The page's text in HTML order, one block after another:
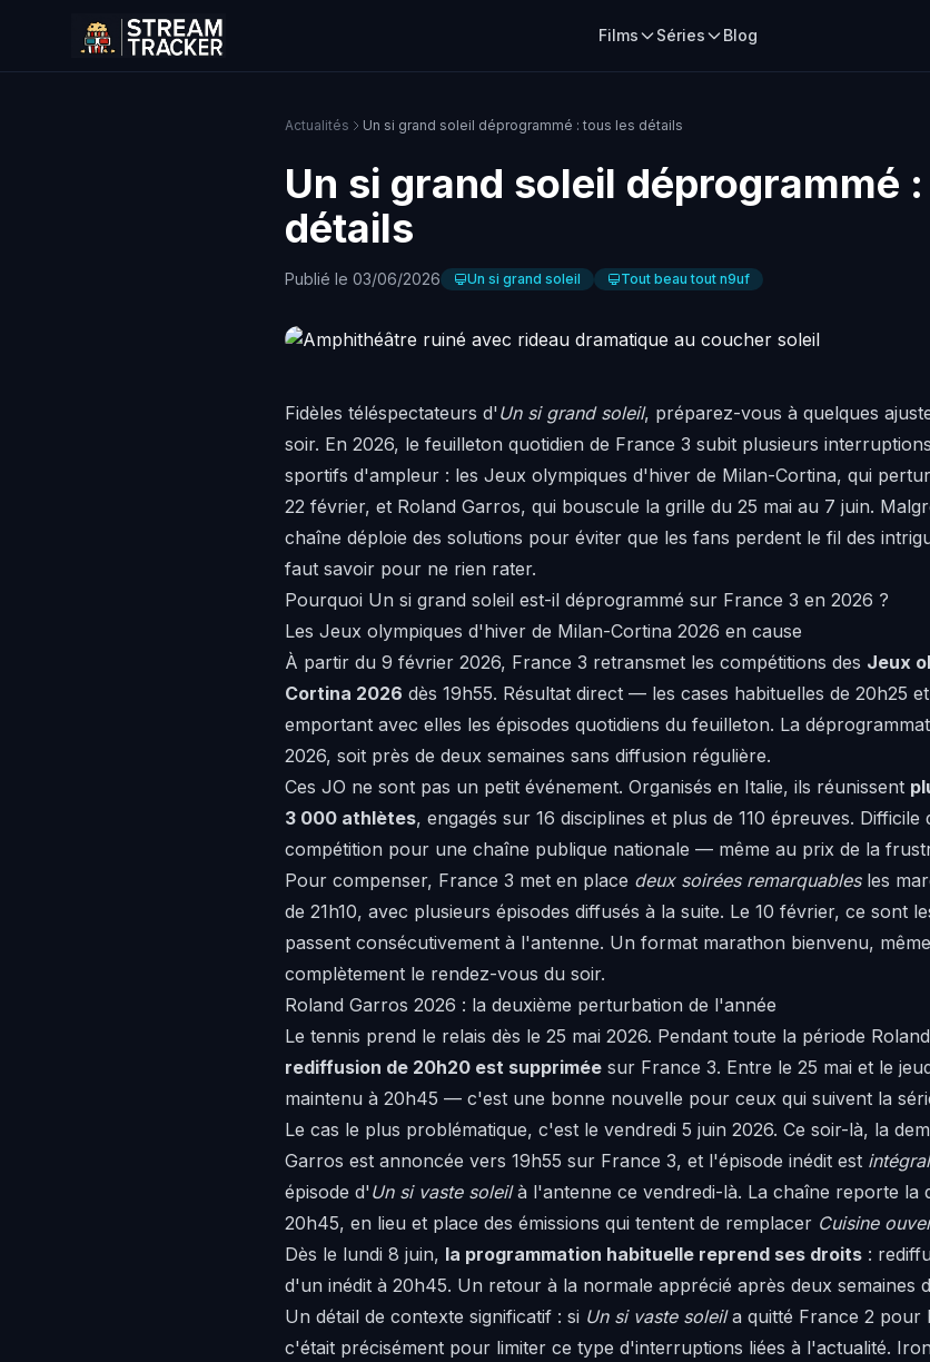
Films Séries Blog
Actualités Un si grand soleil déprogrammé : tous les détails
Un si grand soleil déprogrammé
détails
Publié le 03/06/2026 Un si grand soleil Tout beau tout n9uf
Fidèles téléspectateurs d'Un si grand soleil, préparez-vous à quelques
soir. En 2026, le feuilleton quotidien de France 3 subit plusieurs
sportifs d'ampleur : les Jeux olympiques d'hiver de Milan-Cortina, qui
22 février, et Roland Garros, qui bouscule la grille du 25 mai au 7 juin.
chaîne déploie des solutions pour éviter que les fans perdent le fil des
faut savoir pour ne rien rater.
Pourquoi Un si grand soleil est-il déprogrammé sur France 3 en 2026 ?
Les Jeux olympiques d'hiver de Milan-Cortina 2026 en cause
À partir du 9 février 2026, France 3 retransmet les compétitions des Jeux
Cortina 2026 dès 19h55. Résultat direct — les cases habituelles de 20h25
emportant avec elles les épisodes quotidiens du feuilleton. La
2026, soit près de deux semaines sans diffusion régulière.
Ces JO ne sont pas un petit événement. Organisés en Italie, ils réunissent
3 000 athlètes, engagés sur 16 disciplines et plus de 110 épreuves.
compétition pour une chaîne publique nationale — même au prix de la
Pour compenser, France 3 met en place deux soirées remarquablesles
de 21h10, avec plusieurs épisodes diffusés à la suite. Le 10 février, ce sont
passent consécutivement à l'antenne. Un format marathon bienvenu,
complètement le rendez-vous du soir.
Roland Garros 2026 : la deuxième perturbation de l'année
Le tennis prend le relais dès le 25 mai 2026. Pendant toute la période
rediffusion de 20h20 est supprimée sur France 3. Entre le 25 mai et le
maintenu à 20h45 — c'est une bonne nouvelle pour ceux qui suivent la
Le cas le plus problématique, c'est le vendredi 5 juin 2026. Ce soir-là, la
Garros est annoncée vers 19h55 sur France 3, et l'épisode inédit est
épisode d'Un si vaste soleilà l'antenne ce vendredi-là. La chaîne reporte la
20h45, en lieu et place des émissions qui tentent de remplacer Cuisine
Dès le lundi 8 juin, la programmation habituelle reprend ses droits :
d'un inédit à 20h45. Un retour à la normale apprécié après deux semaines
Un détail de contexte significatif : si Un si vaste soleila quitté France 2 pour
c'était précisément pour limiter ce type d'interruptions liées à l'actualité.